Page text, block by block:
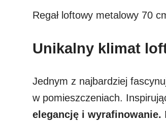
Regał loftowy metalowy 70
Unikalny klimat
Jednym z najbardziej
w pomieszczeniach.
elegancję i wyrafinowanie.